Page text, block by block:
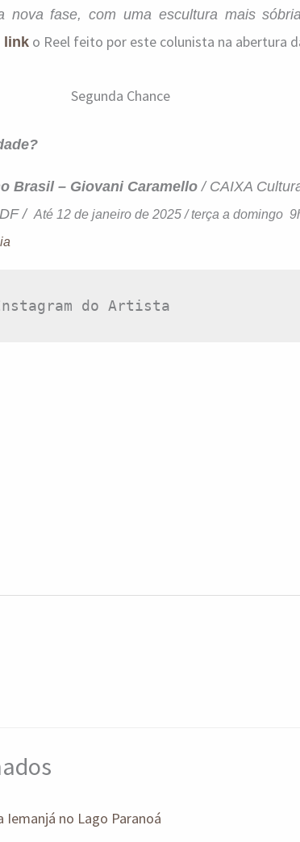
fase, com uma escultura mais
link o Reel feito por este colunista na abertura
Segunda Chance
Brasil – Giovani Caramello / CAIXA
/ Até 12 de janeiro de 2025 / terça a domingo
do Artista